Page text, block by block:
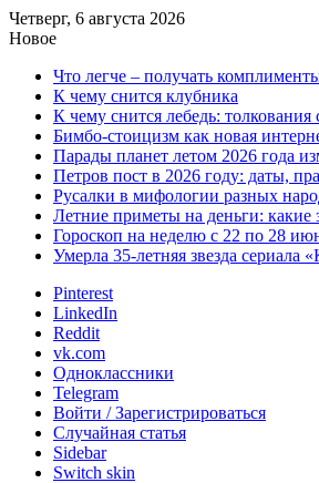
Четверг, 6 августа 2026
Новое
Что легче – получать
К чему снится клубника
К чему снится лебедь:
Бимбо-стоицизм как новая
Парады планет летом 2026 года
Петров пост в 2026 году: даты,
Русалки в мифологии разных
Летние приметы на деньги: какие
Гороскоп на неделю с 22 по 28
Умерла 35-летняя звезда
Pinterest
LinkedIn
Reddit
vk.com
Одноклассники
Telegram
Войти / Зарегистрироваться
Случайная статья
Sidebar
Switch skin